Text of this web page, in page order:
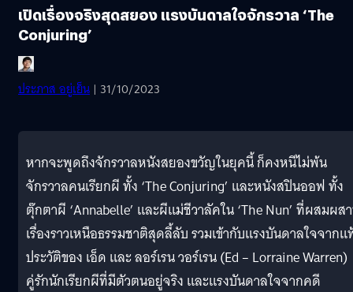
เปิดเรื่องจริงสุดสยอง แรงบันดาลใจจักรวาล ‘The
Conjuring’
ประภาส อยู่เย็น | 31/10/2023
หากจะพูดถึงจักรวาลหนังสยองขวัญในยุคนี้ ก็คงหนีไม่พ้น
จักรวาลคนเรียกผี ทั้ง ‘The Conjuring’ และหนังสปินออฟ ทั้ง
ตุ๊กตาผี ‘Annabelle’ และผีแม่ชีวาลัคใน ‘The Nun’ ที่ผสมผส
เรื่องราวเหนือธรรมชาติสุดลี้ลับ รวมเข้ากับแรงบันดาลใจจาก
ประวัติของ เอ็ด และ ลอร์เรน วอร์เรน (Ed – Lorraine Warren)
คู่รักนักเรียกผีที่มีตัวตนอยู่จริง และแรงบันดาลใจจากคดี